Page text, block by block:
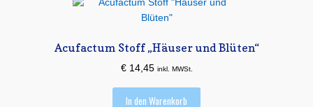
Acufactum Stoff „Häuser und Blüten“
€14,45 inkl. MWSt.
In den Warenkorb